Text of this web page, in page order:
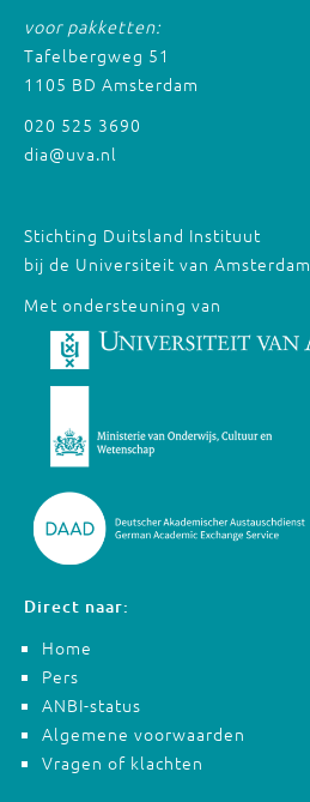
voor pakketten:
Tafelbergweg 51
1105 BD Amsterdam
020 525 3690
dia@uva.nl
Stichting Duitsland Instituut
bij de Universiteit van Amsterdam
Met ondersteuning van
Direct naar:
Home
Pers
ANBI-status
Algemene voorwaarden
Vragen of klachten